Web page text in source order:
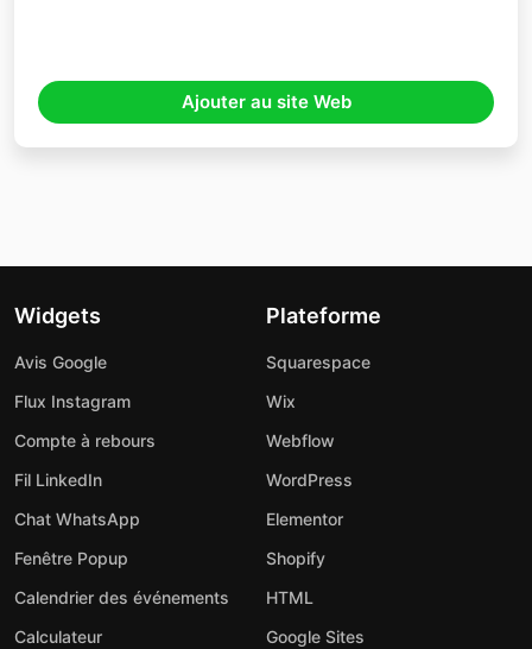
Ajouter au site Web
Widgets
Avis Google
Flux Instagram
Compte à rebours
Fil LinkedIn
Chat WhatsApp
Fenêtre Popup
Calendrier des événements
Calculateur
Plateforme
Squarespace
Wix
Webflow
WordPress
Elementor
Shopify
HTML
Google Sites